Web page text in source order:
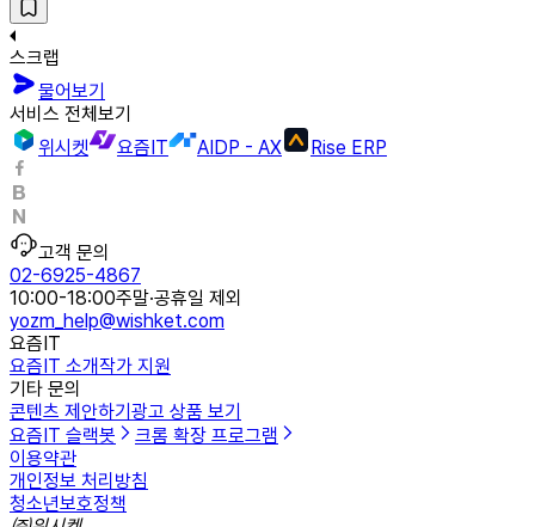
스크랩
물어보기
서비스 전체보기
위시켓
요즘IT AIDP - AX Rise ERP
고객 문의
02-6925-4867
10:00-18:00주말·공휴일 제외
yozm_help@wishket.com
요즘IT
요즘IT 소개작가 지원
기타 문의
콘텐츠 제안하기 광고 상품 보기
요즘IT 슬랙봇
크롬 확장 프로그램
이용약관
개인정보 처리방침
청소년보호정책